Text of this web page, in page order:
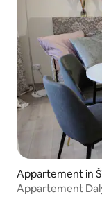
Appartement in
Appartement